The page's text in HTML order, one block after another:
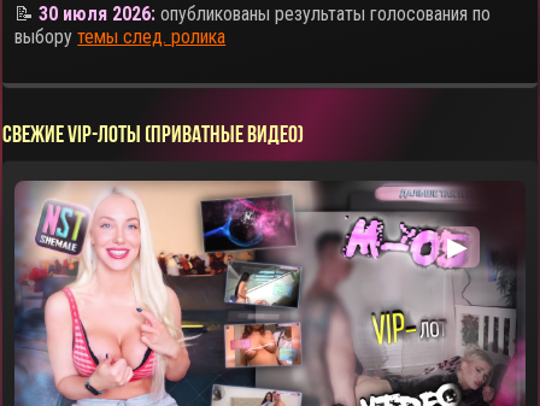
📝30 июля 2026: опубликованы результаты голосования по
выборутемы след. ролика
СВЕЖИЕ VIP-ЛОТЫ (ПРИВАТНЫЕ ВИДЕО)
▶